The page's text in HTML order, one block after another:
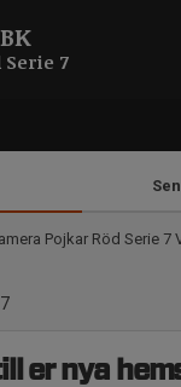
Serie 7
Pojkar Röd Serie 7
er nya